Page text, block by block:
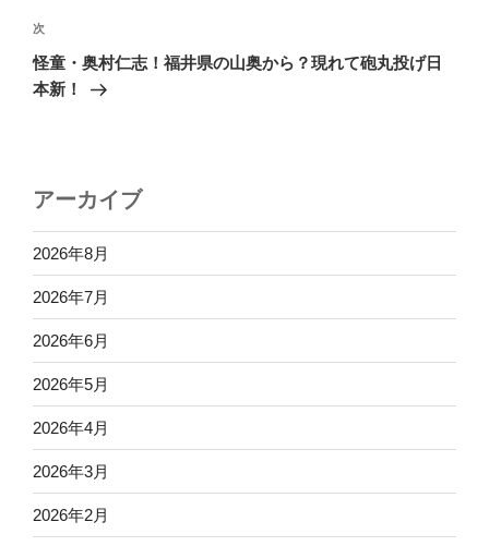
ゲ
ー
シ
次
の
投
次
怪童・奥村仁志！福井県の山奥から？現れて砲丸投げ日
本新！
アーカイブ
2026年8月
2026年7月
2026年6月
2026年5月
2026年4月
2026年3月
2026年2月